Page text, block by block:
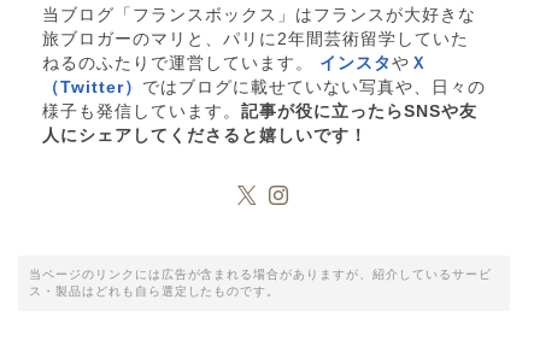
当ブログ「フランスボックス」はフランスが大好きな
旅ブロガーのマリと、パリに2年間芸術留学していた
ねるのふたりで運営しています。 インスタ や Ｘ
（Twitter） ではブログに載せていない写真や、日々の
様子も発信しています。 記事が役に立ったらSNSや友
人にシェアしてくださると嬉しいです！
当ページのリンクには広告が含まれる場合がありますが、紹介しているサービ
ス・製品はどれも自ら選定したものです。